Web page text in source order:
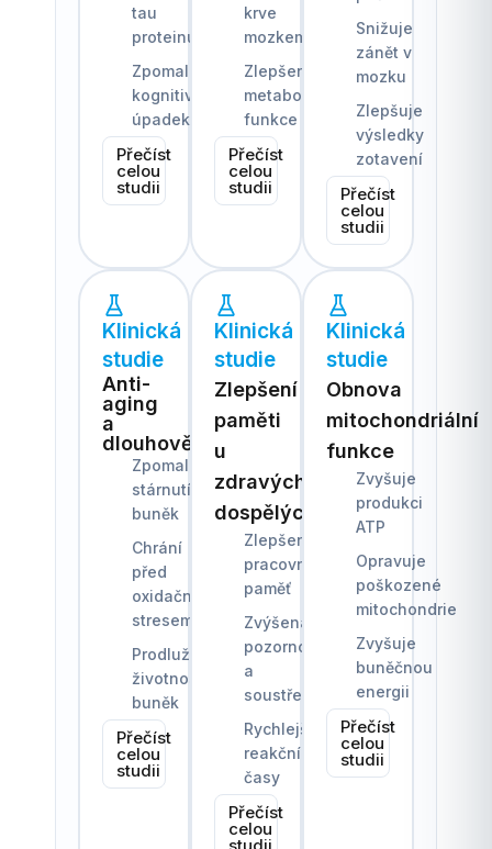
tau
proteinu
Zpomalený
kognitivní
úpadek
Přečíst
celou
studii
krve
mozkem
Zlepšená
metabolická
funkce
Přečíst
celou
studii
Snižuje
zánět v
mozku
Zlepšuje
výsledky
zotavení
Přečíst
celou
studii
Klinická
studie
Anti-
aging
a
dlouhověkost
Zpomaluje
stárnutí
buněk
Chrání
před
oxidačním
stresem
Prodlužuje
životnost
buněk
Přečíst
celou
studii
Klinická
studie
Zlepšení
paměti
u
zdravých
dospělých
Zlepšená
pracovní
paměť
Zvýšená
pozornost
a
soustředění
Rychlejší
reakční
časy
Přečíst
celou
Klinická
studie
Obnova
mitochondriální
funkce
Zvyšuje
produkci
ATP
Opravuje
poškozené
mitochondrie
Zvyšuje
buněčnou
energii
Přečíst
celou
studii